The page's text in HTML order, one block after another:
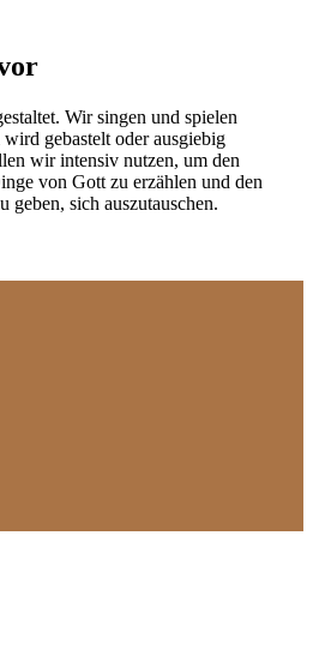
Wir singen und spielen
gebastelt oder ausgiebig
wir intensiv nutzen, um den
von Gott zu erzählen und den
sich auszutauschen.